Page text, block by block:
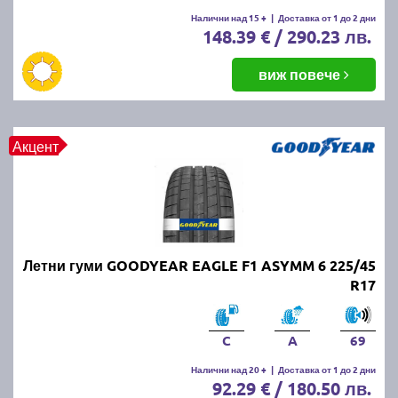
Летните гуми се считат за износени, когато
дълбочината на протектора падне под 1.6 мм.
Въпреки това, за по-добро сцепление и
безопасност се препоръчва смяната им при
дълбочина под 3 мм.
ПРОЧЕТИ ОЩЕ:Има ли закон за зимни гуми в
България?
Можем ли да шофираме със
зимни гуми през лятото?
Въпреки че е законно, не се препоръчва, защото
зимните гуми са направени от по-мека смес, която
се износва по-бързо при високи температури.
Освен това, те имат по-дълъг спирачен път и по-
слабо сцепление на суха и мокра настилка през
Налични над 15 + | Доставка от 1 до 2 дни
148.39 € / 290.23 лв.
виж повече
Акцент
Летни гуми GOODYEAR EAGLE F1 ASYMM 6 225/45
R17
C A 69
Налични над 20 + | Доставка от 1 до 2 дни
92.29 € / 180.50 лв.